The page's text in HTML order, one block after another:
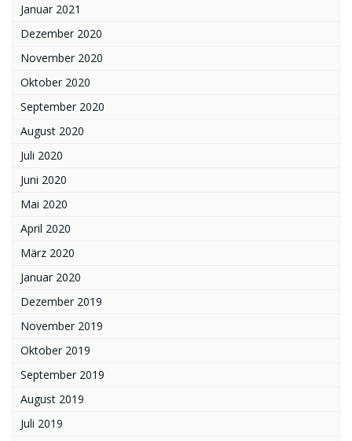
Januar 2021
Dezember 2020
November 2020
Oktober 2020
September 2020
August 2020
Juli 2020
Juni 2020
Mai 2020
April 2020
März 2020
Januar 2020
Dezember 2019
November 2019
Oktober 2019
September 2019
August 2019
Juli 2019